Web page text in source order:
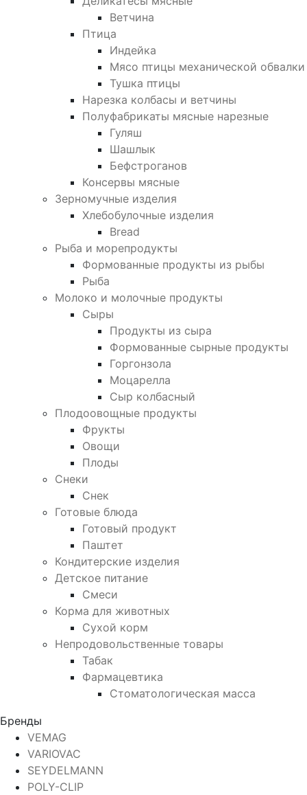
Ветчина
Птица
Индейка
Мясо птицы механической обвалки
Тушка птицы
Нарезка колбасы и ветчины
Полуфабрикаты мясные нарезные
Гуляш
Шашлык
Бефстроганов
Консервы мясные
Зерномучные изделия
Хлебобулочные изделия
Bread
Рыба и морепродукты
Формованные продукты из рыбы
Рыба
Молоко и молочные продукты
Сыры
Продукты из сыра
Формованные сырные продукты
Горгонзола
Моцарелла
Сыр колбасный
Плодоовощные продукты
Фрукты
Овощи
Плоды
Снеки
Снек
Готовые блюда
Готовый продукт
Паштет
Кондитерские изделия
Детское питание
Смеси
Корма для животных
Сухой корм
Непродовольственные товары
Табак
Фармацевтика
Стоматологическая масса
Бренды
VEMAG
VARIOVAC
SEYDELMANN
POLY-CLIP